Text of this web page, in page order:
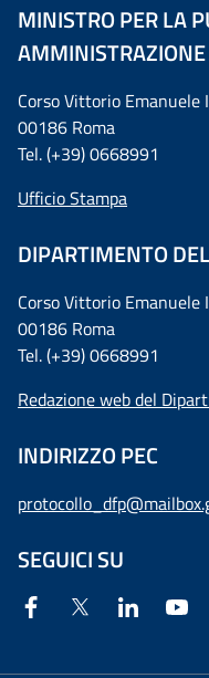
MINISTRO PER LA
AMMINISTRAZIONE
Corso Vittorio Emanuele
00186 Roma
Tel. (+39) 0668991
Ufficio Stampa
DIPARTIMENTO
Corso Vittorio Emanuele
00186 Roma
Tel. (+39) 0668991
Redazione web del
INDIRIZZO PEC
SEGUICI SU